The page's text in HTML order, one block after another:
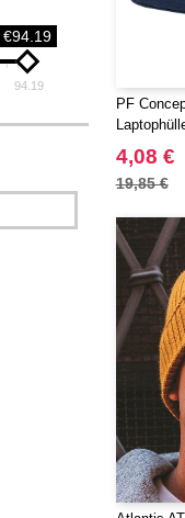
€94.19
94.19
PF
Canvas 2 L
4,08 €
19,85 €